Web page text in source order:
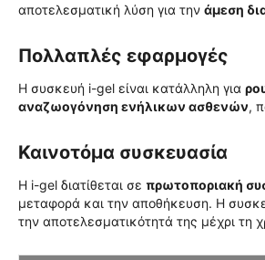
αποτελεσματική λύση για την άμεση
Πολλαπλές εφαρμογές
Η συσκευή i-gel είναι κατάλληλη για
αναζωογόνηση ενήλικων ασθενών,
Καινοτόμα συσκευασία
Η i-gel διατίθεται σε πρωτοποριακή
μεταφορά και την αποθήκευση. Η
την αποτελεσματικότητά της μέχρι τη